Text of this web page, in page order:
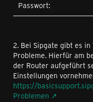
Passwort:
2. Bei Sipgate gibt es
Probleme. Hierfür am
der Router aufgeführt
Einstellungen
https://
Problemen